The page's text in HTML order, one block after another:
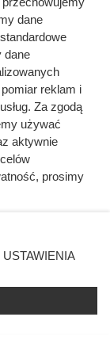
ale
których
„słowa
wciąż wielu
tych, którzy
więcej niż
dane
dane
reklam i
Za zgodą
używać
aktywnie
prosimy
rogu strony
nie wymagają
się
USTAWIENIA